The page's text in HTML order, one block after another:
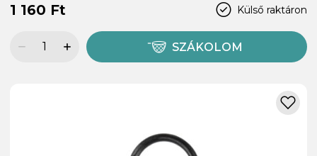
Külső raktáron
1 160 Ft
SZÁKOLOM